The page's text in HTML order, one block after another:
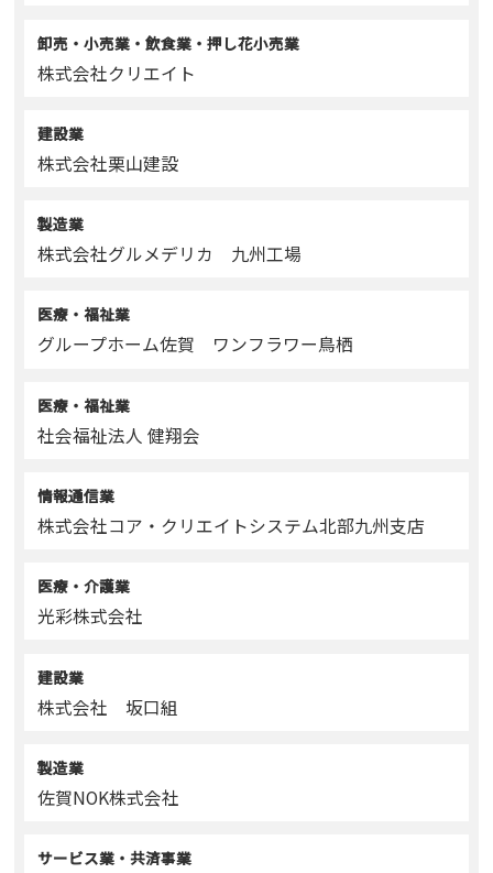
卸売・小売業・飲食業・押し花小売業
株式会社クリエイト
建設業
株式会社栗山建設
製造業
株式会社グルメデリカ 九州工場
医療・福祉業
グループホーム佐賀 ワンフラワー鳥栖
医療・福祉業
社会福祉法人 健翔会
情報通信業
株式会社コア・クリエイトシステム北部九州支店
医療・介護業
光彩株式会社
建設業
株式会社 坂口組
製造業
佐賀NOK株式会社
サービス業・共済事業